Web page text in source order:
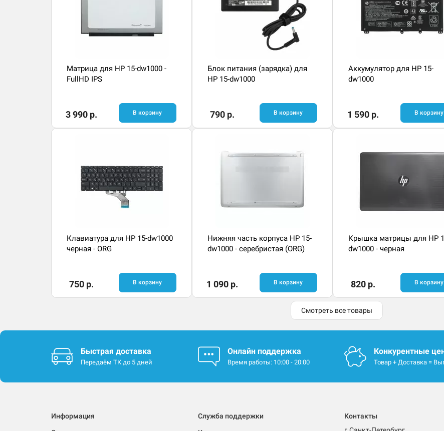
Матрица для HP 15-dw1000 -
FullHD IPS
3 990 р. В корзину
Блок питания (зарядка) для
HP 15-dw1000
790 р. В корзину
Аккумулятор для HP 15-
dw1000
1 590 р. В корзину
Клавиатура для HP 15-dw1000
черная - ORG
750 р. В корзину
Нижняя часть корпуса HP 15-
dw1000 - серебристая (ORG)
1 090 р. В корзину
Крышка матрицы для HP
dw1000 - черная
820 р. В корзину
Смотреть все товары
Быстрая доставка
Передаём ТК до 5 дней
Онлайн поддержка
Время работы: 10:00 - 20:00
Конкурентные
Товар + Доставка =
Информация Служба поддержки
Контакты